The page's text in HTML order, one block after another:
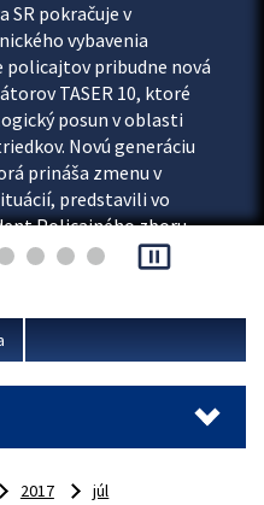
pokračuje v
vybavenia
policajtov pribudne nová
TASER 10, ktoré
posun v oblasti
Novú generáciu
prináša zmenu v
predstavili vo
Policajného zboru
výcviku...
pause_presentation
2017 júl